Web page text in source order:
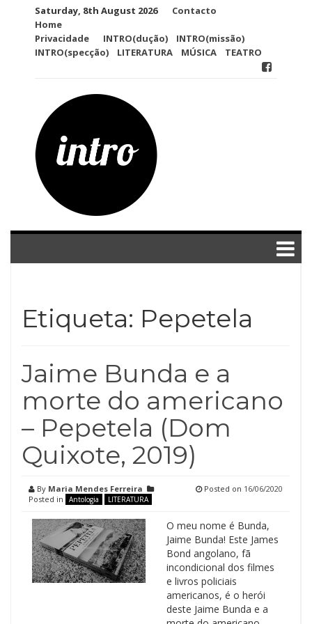
Saturday, 8th August 2026
Contacto
Home
Privacidade
INTRO(dução)
INTRO(missão)
INTRO(specção)
LITERATURA MÚSICA TEATRO
Etiqueta: Pepetela
Jaime Bunda e a
morte do americano
– Pepetela (Dom
Quixote, 2019)
By Maria Mendes Ferreira
Posted in
Antologia LITERATURA
Posted on 16/06/2020
O meu nome é Bunda,
Jaime Bunda! Este James
Bond angolano, fã
incondicional dos filmes
e livros policiais
americanos, é o herói
deste Jaime Bunda e a